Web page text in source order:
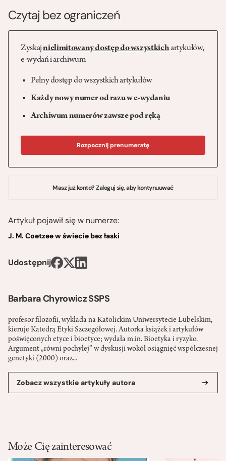
Barbara Chyrowicz SSPS
profesor filozofii, wykłada na Katolickim Uniwersytecie Lubelskim,
kieruje Katedrą Etyki Szczegółowej. Autorka książek i artykułów
poświęconych etyce i bioetyce; wydała m.in. Bioetyka i ryzyko.
Argument „równi pochyłej” w dyskusji wokół osiągnięć współczesnej
genetyki (2000) oraz...
Zobacz wszystkie artykuły autora
Czytaj bez ograniczeń
Zyskajnielimitowany dostęp do wszystkichartykułów,
e-wydań i archiwum
Pełny dostęp do wszystkich artykułów
Każdy nowy numer od razu w e-wydaniu
Archiwum numerów zawsze pod ręką
Rozpocznij prenumeratę
Masz już konto? Zaloguj się, aby kontynuuwać
Artykuł pojawił się w numerze:
J. M. Coetzee w świecie bez łaski
Udostępnij
Może Cię zainteresować